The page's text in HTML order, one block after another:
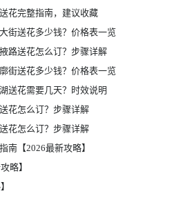
花完整指南，建议收藏
街送花多少钱？价格表一览
路送花怎么订？步骤详解
街送花多少钱？价格表一览
送花需要几天？时效说明
花怎么订？步骤详解
花怎么订？步骤详解
南【2026最新攻略】
略】